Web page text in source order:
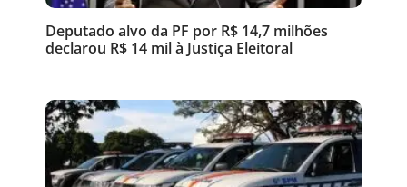
Deputado alvo da PF por R$ 14,7 milhões
declarou R$ 14 mil à Justiça Eleitoral